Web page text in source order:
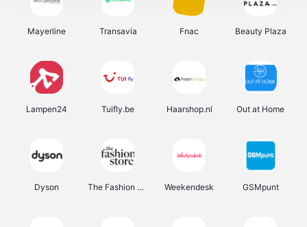
Mayerline Transavia Fnac Beauty Plaza
Lampen24 Tuifly.be Haarshop.nl Out at Home
Dyson The Fashion Store Weekendesk GSMpunt